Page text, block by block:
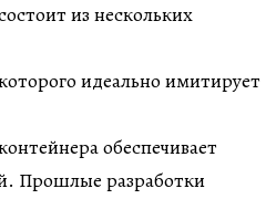
из нескольких
идеально имитирует
обеспечивает
Прошлые разработки